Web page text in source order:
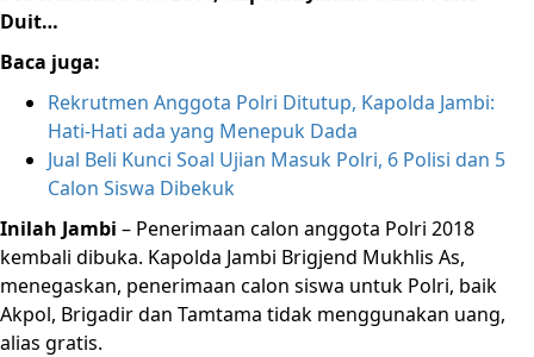
Duit…
Baca juga:
Rekrutmen Anggota Polri Ditutup, Kapolda Jambi:
Hati-Hati ada yang Menepuk Dada
Jual Beli Kunci Soal Ujian Masuk Polri, 6 Polisi dan 5
Calon Siswa Dibekuk
Inilah Jambi – Penerimaan calon anggota Polri 2018
kembali dibuka. Kapolda Jambi Brigjend Mukhlis As,
menegaskan, penerimaan calon siswa untuk Polri, baik
Akpol, Brigadir dan Tamtama tidak menggunakan uang,
alias gratis.